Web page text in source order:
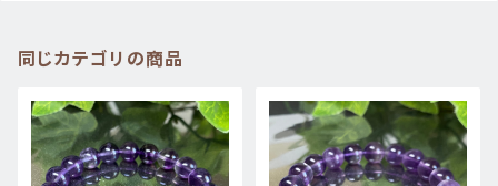
同じカテゴリの商品